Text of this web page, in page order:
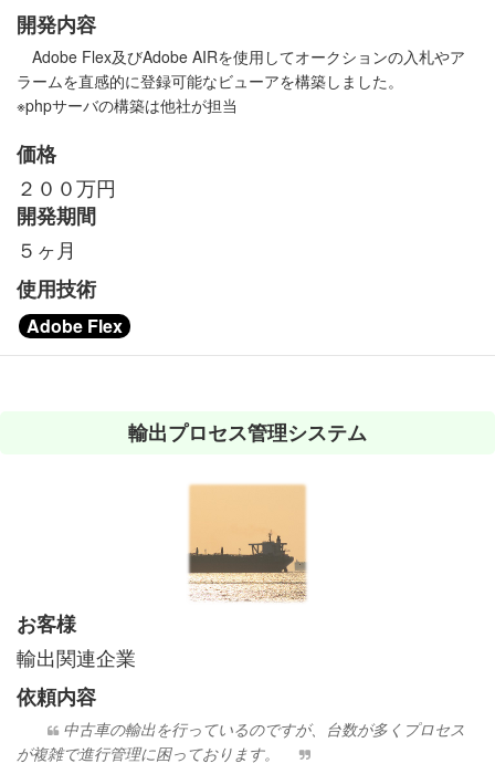
開発内容
Adobe Flex及びAdobe AIRを使用してオークションの入札やア
ラームを直感的に登録可能なビューアを構築しました。
※phpサーバの構築は他社が担当
価格
２００万円
開発期間
５ヶ月
使用技術
Adobe Flex
輸出プロセス管理システム
お客様
輸出関連企業
依頼内容
中古車の輸出を行っているのですが、台数が多くプロセス
が複雑で進行管理に困っております。